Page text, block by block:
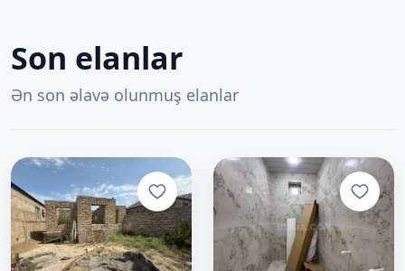
Son elanlar
Ən son əlavə olunmuş elanlar